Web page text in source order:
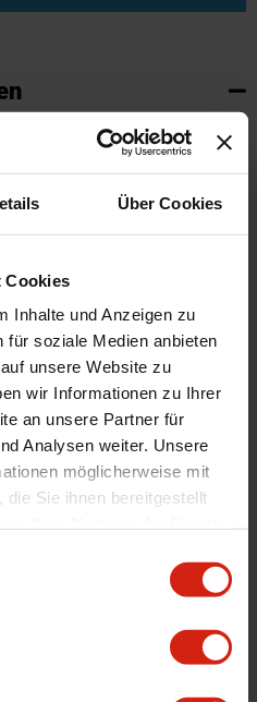
Über Cookies
Cookies
Inhalte und Anzeigen zu
für soziale Medien anbieten
unsere Website zu
wir Informationen zu Ihrer
an unsere Partner für
Analysen weiter. Unsere
möglicherweise mit
Sie ihnen bereitgestellt
2